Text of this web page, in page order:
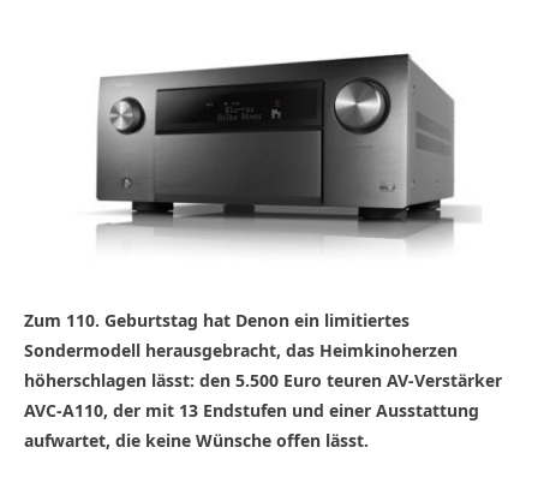
Zum 110. Geburtstag hat Denon ein limitiertes
Sondermodell herausgebracht, das Heimkinoherzen
höherschlagen lässt: den 5.500 Euro teuren AV-Verstärker
AVC-A110, der mit 13 Endstufen und einer Ausstattung
aufwartet, die keine Wünsche offen lässt.